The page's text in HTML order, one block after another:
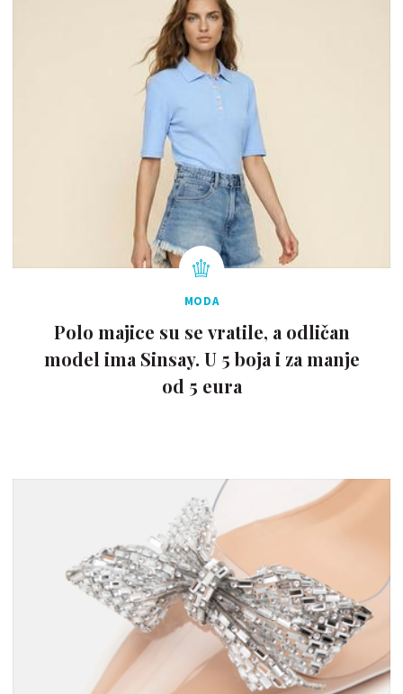
MODA
Polo majice su se vratile, a odličan
model ima Sinsay. U 5 boja i za manje
od 5 eura